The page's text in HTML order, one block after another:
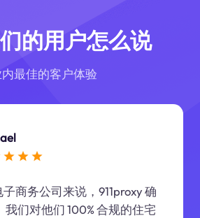
的用户怎么说
内最佳的客户体验
商务公司来说，911proxy 确
我们对他们 100% 合规的住宅